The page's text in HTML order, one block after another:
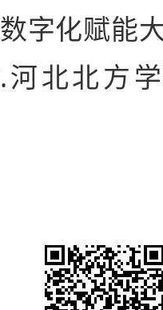
字化赋能
河北北方